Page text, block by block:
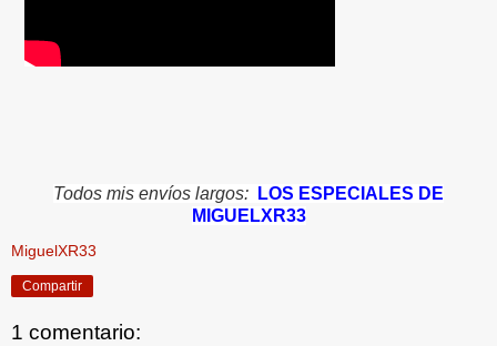
Todos mis envíos largos:
LOS ESPECIALES DE
MIGUELXR33
MiguelXR33
Compartir
1 comentario: